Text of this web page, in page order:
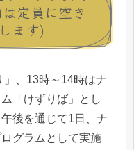
定員に空き
ます)
」、13時～14時はナ
「けずりば」とし
後を通じて1日、ナ
グラムとして実施